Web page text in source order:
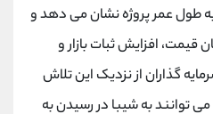
طول عمر پروژه نشان می دهد و
افزایش ثبات بازار و
گذاران از نزدیک این تلاش
می توانند به شیبا در رسیدن به